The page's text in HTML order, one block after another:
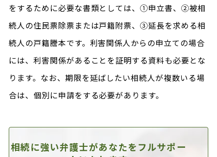
をするために必要な書類としては、①申立書、②被相
続人の住民票除票または戸籍附票、③延長を求める相
続人の戸籍謄本です。利害関係人からの申立ての場合
には、利害関係があることを証明する資料も必要とな
ります。なお、期限を延ばしたい相続人が複数いる場
合は、個別に申請をする必要があります。
相続に強い弁護士があなたをフルサポー